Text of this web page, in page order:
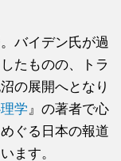
バイデン氏が過
たものの、トラ
の展開へとなり
学 』の著者で心
ぐる日本の報道
ます。